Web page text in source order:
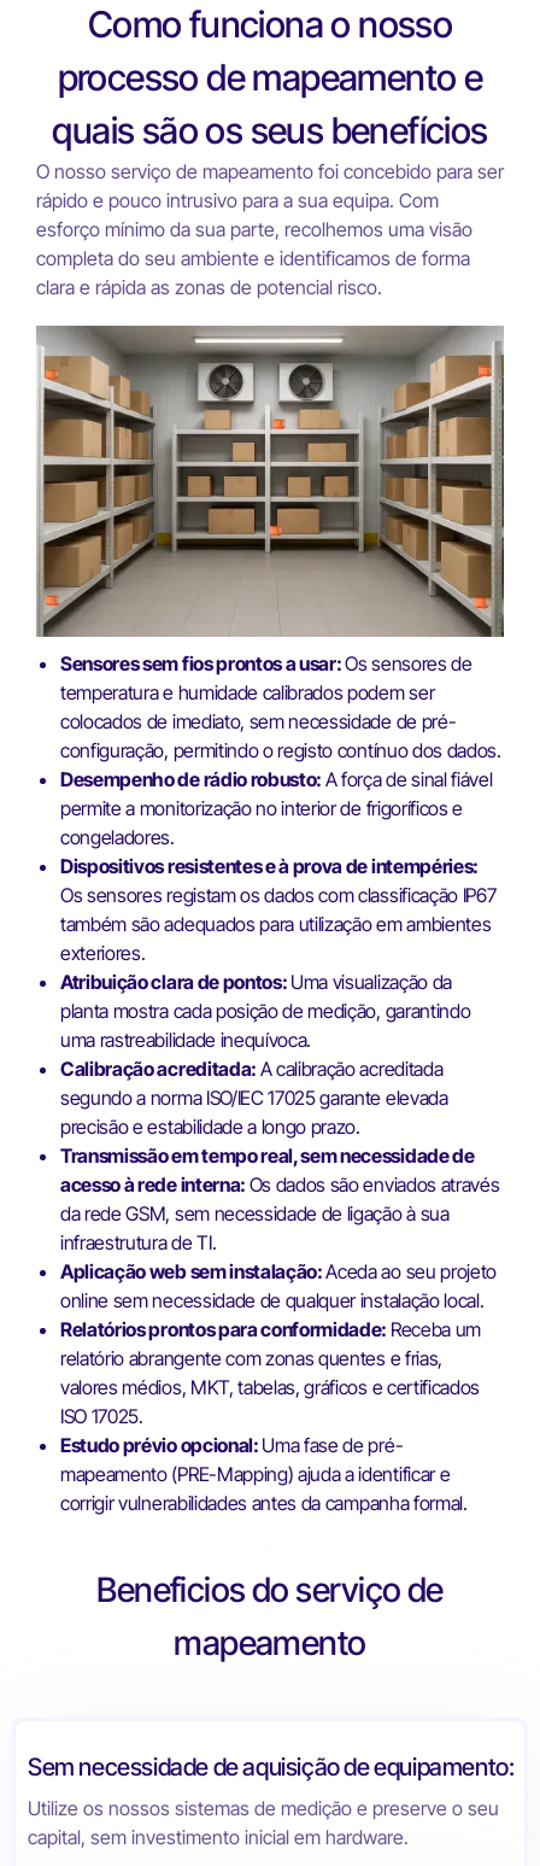
Como funciona o nosso
processo de mapeamento e
quais são os seus benefícios
O nosso serviço de mapeamento foi concebido para ser
rápido e pouco intrusivo para a sua equipa. Com
esforço mínimo da sua parte, recolhemos uma visão
completa do seu ambiente e identificamos de forma
clara e rápida as zonas de potencial risco.
Sensores sem fios prontos a usar:Os sensores de
temperatura e humidade calibrados podem ser
colocados de imediato, sem necessidade de pré-
configuração, permitindo o registo contínuo dos dados.
Desempenho de rádio robusto: A força de sinal fiável
permite a monitorização no interior de frigoríficos e
congeladores.
Dispositivos resistentes e à prova de intempéries:
Os sensores registam os dados com classificação IP67
também são adequados para utilização em ambientes
exteriores.
Atribuição clara de pontos: Uma visualização da
planta mostra cada posição de medição, garantindo
uma rastreabilidade inequívoca.
Calibração acreditada: A calibração acreditada
segundo a norma ISO/IEC 17025 garante elevada
precisão e estabilidade a longo prazo.
Transmissão em tempo real, sem necessidade de
acesso à rede interna: Os dados são enviados através
da rede GSM, sem necessidade de ligação à sua
infraestrutura de TI.
Aplicação web sem instalação:Aceda ao seu projeto
online sem necessidade de qualquer instalação local.
Relatórios prontos para conformidade: Receba um
relatório abrangente com zonas quentes e frias,
valores médios, MKT, tabelas, gráficos e certificados
ISO 17025.
Estudo prévio opcional: Uma fase de pré-
mapeamento (PRE-Mapping) ajuda a identificar e
corrigir vulnerabilidades antes da campanha formal.
Beneficios do serviço de
mapeamento
Sem necessidade de aquisição de equipamento:
Utilize os nossos sistemas de medição e preserve o seu
capital, sem investimento inicial em hardware.